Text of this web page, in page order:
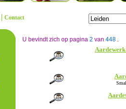
| Contact
U bevindt zich op pagina 2 van 448 .